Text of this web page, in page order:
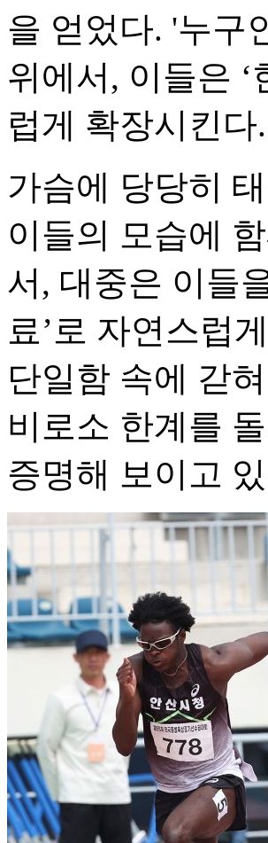
을 얻었다. '누구
위에서, 이들은
럽게 확장시킨다.
가슴에 당당히
이들의 모습에
서, 대중은 이들
료’로 자연스럽
단일함 속에 갇
비로소 한계를
증명해 보이고